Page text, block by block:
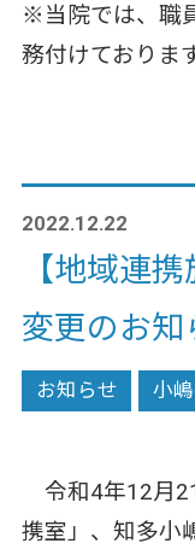
※当院では、職
務付けております
2022.12.22
【地域連
変更のお知
お知らせ 小
令和4年12月
携室」、知多小